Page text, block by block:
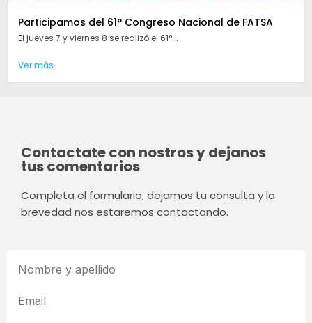
Participamos del 61° Congreso Nacional de FATSA
El jueves 7 y viernes 8 se realizó el 61°...
Ver más
Contactate con nostros y dejanos
tus comentarios
Completa el formulario, dejamos tu consulta y la
brevedad nos estaremos contactando.